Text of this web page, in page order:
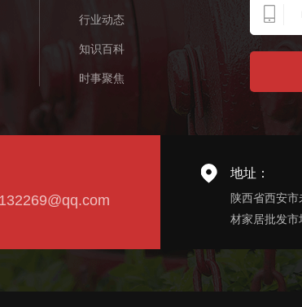
行业动态
知识百科
时事聚焦
地址：
陕西省西安
材家居批发